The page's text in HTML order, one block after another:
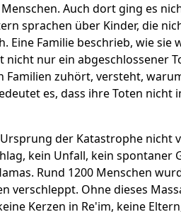
Auch dort ging es
sprachen über Kinder, die
Eine Familie beschrieb, wie sie
nur ein abgeschlossener
Familien zuhört, versteht,
es, dass ihre Toten nicht
der Katastrophe nicht
kein Unfall, kein spontaner
Rund 1200 Menschen
verschleppt. Ohne dieses
Kerzen in Re'im, keine